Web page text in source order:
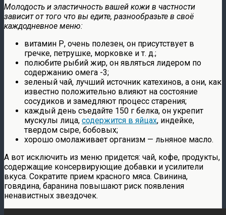
Молодость и эластичность вашей кожи в частности
зависит от того что вы едите, разнообразьте в своё
каждодневное меню:
витамин Р, очень полезен, он присутствует в
гречке, петрушке, морковке и т. д.;
полюбите рыбий жир, он являться лидером по
содержанию омега -3;
зеленый чай, лучший источник катехинов, а они, как
известно положительно влияют на состояние
сосудиков и замедляют процесс старения;
каждый день съедайте 150 г белка, он укрепит
мускулы лица, содержится в яйцах, индейке,
твердом сыре, бобовых;
хорошо омолаживает организм — льняное масло.
А вот исключить из меню придется: чай, кофе, продукты,
содержащие консервирующие добавки и усилители
вкуса. Сократите прием красного мяса. Свинина,
говядина, баранина повышают риск появления
ненавистных звездочек.